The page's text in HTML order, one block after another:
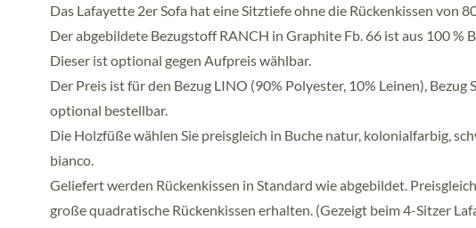
Das Lafayette 2er Sofa hat eine Sitztiefe ohne die Rückenkissen von
Der abgebildete Bezugstoff RANCH in Graphite Fb. 66 ist aus 100
Dieser ist optional gegen Aufpreis wählbar.
Der Preis ist für den Bezug LINO (90% Polyester, 10% Leinen),
optional bestellbar.
Die Holzfüße wählen Sie preisgleich in Buche natur, kolonialfarbig,
bianco.
Geliefert werden Rückenkissen in Standard wie abgebildet.
große quadratische Rückenkissen erhalten. (Gezeigt beim 4-Sitzer